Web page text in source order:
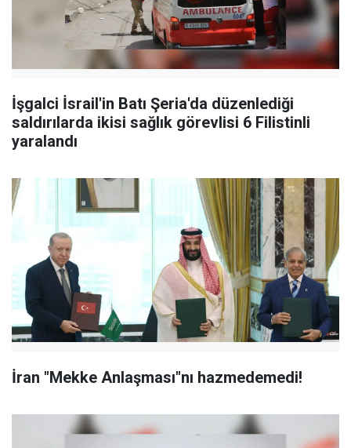
İşgalci İsrail'in Batı Şeria'da düzenlediği
saldırılarda ikisi sağlık görevlisi 6 Filistinli
yaralandı
İran "Mekke Anlaşması"nı hazmedemedi!